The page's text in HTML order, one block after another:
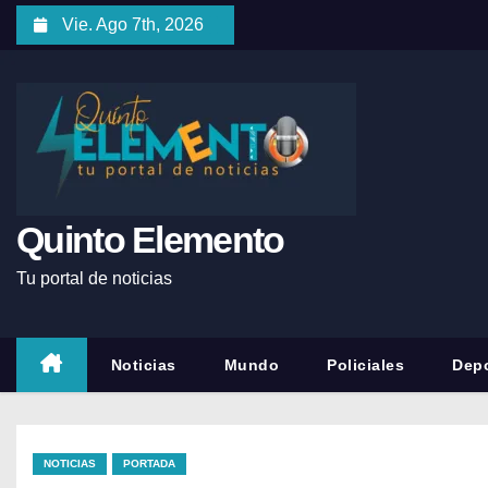
Vie. Ago 7th, 2026
Quinto Elemento
Tu portal de noticias
Noticias Mundo Policiales
NOTICIAS PORTADA